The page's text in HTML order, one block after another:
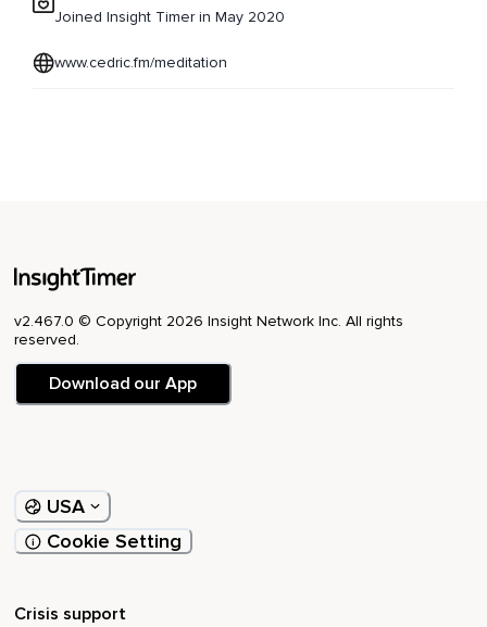
Joined Insight Timer in May 2020
www.cedric.fm/meditation
v2.467.0 © Copyright 2026 Insight Network Inc. All rights
reserved.
Download our App
USA
Cookie Setting
Crisis support